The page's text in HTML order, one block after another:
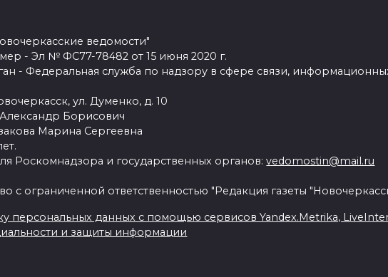
ведомости"
- Эл № ФС77-78482 от 15 июня 2020 г.
- Федеральная служба по надзору в сфере связи,
ул. Думенко, д. 10
Борисович
Марина Сергеевна
Роскомнадзора и государственных органов:vedomostin@mail.ru
с ограниченной ответственностью "Редакция газеты
персональных данных с помощью сервисов Yandex.Metrika,
и защиты информации